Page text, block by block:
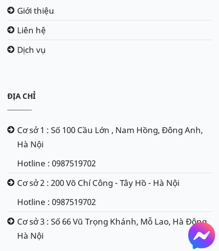
Giới thiệu
Liên hệ
Dịch vụ
ĐỊA CHỈ
Cơ sở 1 : Số 100 Cầu Lớn , Nam Hồng, Đông Anh,
Hà Nội
Hotline : 0987519702
Cơ sở 2 : 200 Võ Chí Công - Tây Hồ - Hà Nội
Hotline : 0987519702
Cơ sở 3 : Số 66 Vũ Trọng Khánh, Mỗ Lao, Hà Đông,
Hà Nội